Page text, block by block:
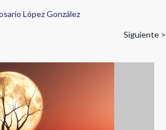
López González
Siguiente >